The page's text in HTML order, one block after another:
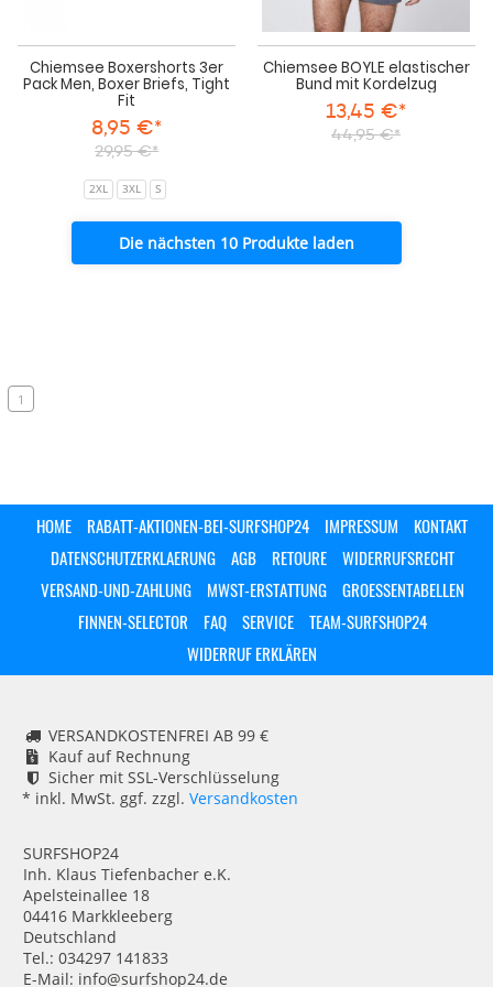
Chiemsee Boxershorts 3er
Pack Men, Boxer Briefs, Tight
Fit
8,95 €*
29,95 €*
2XL 3XL S
Chiemsee BOYLE elastischer
Bund mit Kordelzug
13,45 €*
44,95 €*
Die nächsten 10 Produkte laden
1
HOME RABATT-AKTIONEN-BEI-SURFSHOP24 IMPRESSUM
KONTAKT
DATENSCHUTZERKLAERUNG
AGB RETOURE
WIDERRUFSRECHT
VERSAND-UND-ZAHLUNG
MWST-ERSTATTUNG
GROESSENTABELLEN
FINNEN-SELECTOR
FAQ SERVICE
TEAM-SURFSHOP24
WIDERRUF ERKLÄREN
VERSANDKOSTENFREI AB 99 €
Kauf auf Rechnung
Sicher mit SSL-Verschlüsselung
* inkl. MwSt. ggf. zzgl. Versandkosten
SURFSHOP24
Inh. Klaus Tiefenbacher e.K.
Apelsteinallee 18
04416 Markkleeberg
Deutschland
Tel.: 034297 141833
E-Mail: info@surfshop24.de